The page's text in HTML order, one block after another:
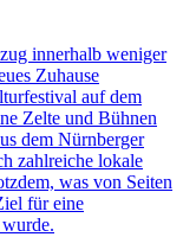
innerhalb weniger
Zuhause
auf dem
Zelte und Bühnen
dem Nürnberger
zahlreiche lokale
was von Seiten
für eine